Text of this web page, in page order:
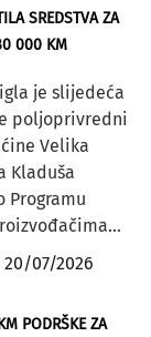
SREDSTVA ZA
000 KM
je slijedeća
poljoprivredni
Velika
Kladuša
Programu
20/07/2026
PODRŠKE ZA